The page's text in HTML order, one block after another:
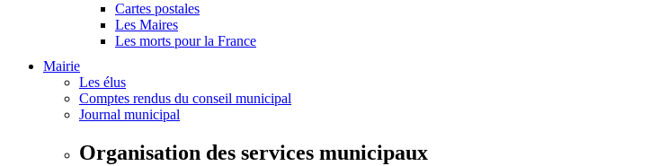
Cartes postales
Les Maires
Les morts pour la France
Mairie
Les élus
Comptes rendus du conseil municipal
Journal municipal
Organisation des services municipaux